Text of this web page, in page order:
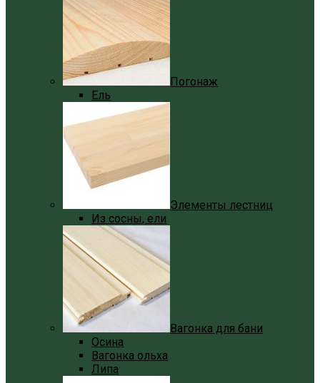
Погонаж
Ель
Элементы лестниц
Из сосны, ели
Вагонка для бани
Осина
Вагонка ольха
Липа